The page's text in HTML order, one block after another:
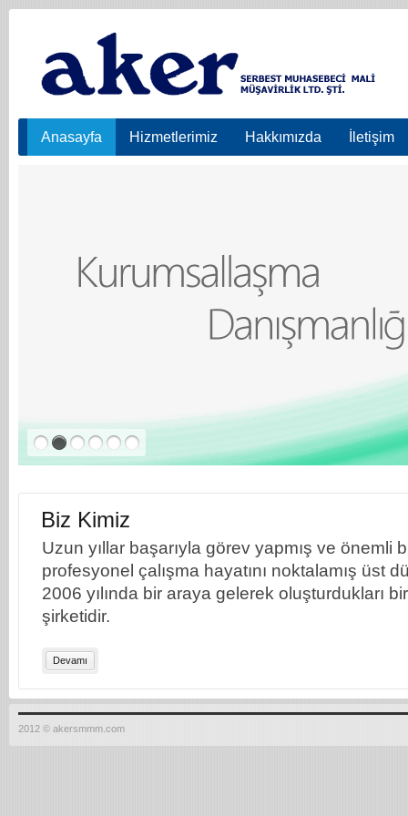
Anasayfa Hizmetlerimiz Hakkımızda İletişim
Biz Kimiz
Uzun yıllar başarıyla görev yapmış ve önemli
profesyonel çalışma hayatını noktalamış üst
2006 yılında bir araya gelerek oluşturdukları
şirketidir.
Devamı
2012 © akersmmm.com